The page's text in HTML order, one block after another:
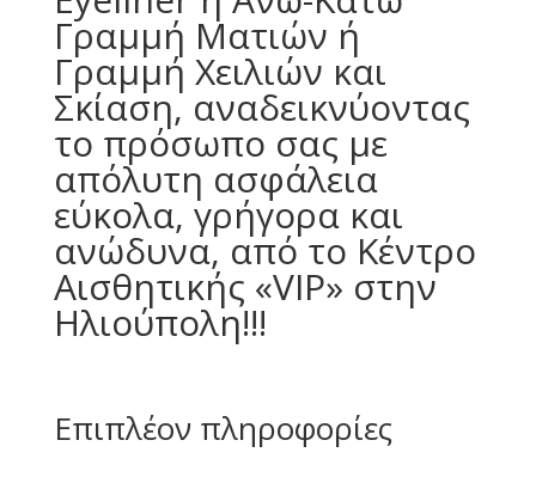
Γραμμή Ματιών ή
Γραμμή Χειλιών και
Σκίαση, αναδεικνύοντας
το πρόσωπο σας με
απόλυτη ασφάλεια
εύκολα, γρήγορα και
ανώδυνα, από το Κέντρο
Αισθητικής «VIP» στην
Ηλιούπολη!!!
Επιπλέον πληροφορίες